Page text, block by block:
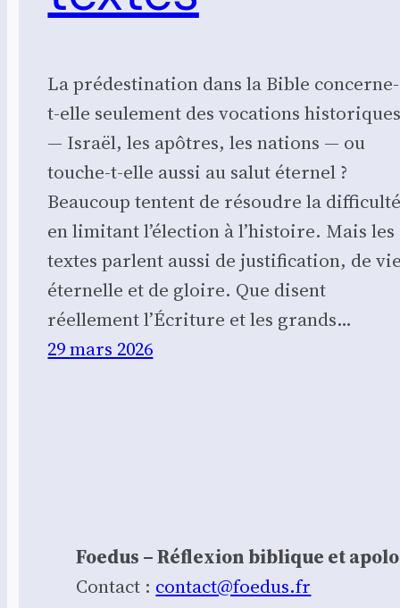
La prédestination dans la Bible concerne-
t-elle seulement des vocations
— Israël, les apôtres, les nations — ou
touche-t-elle aussi au salut éternel ?
Beaucoup tentent de résoudre la
en limitant l’élection à l’histoire. Mais les
textes parlent aussi de justification, de
éternelle et de gloire. Que disent
réellement l’Écriture et les grands…
29 mars 2026
Foedus – Réflexion biblique et
Contact : contact@foedus.fr